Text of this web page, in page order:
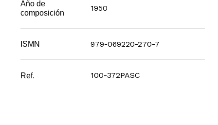
Año de
composición
1950
ISMN 979-069220-270-7
Ref. 100-372PASC